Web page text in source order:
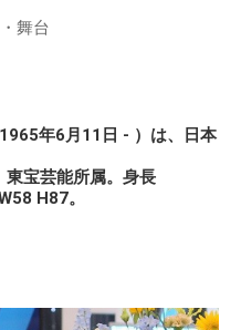
舞台
年6月11日 - ）は、日本
東宝芸能所属。身長
H87。